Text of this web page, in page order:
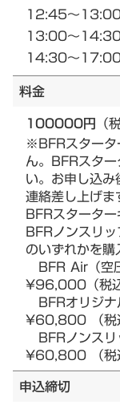
12:45～
13:00～
14:30～
料金
100000円
※BFRスタータ
ん。BFRスタ
い。お申し込
連絡差し上げま
BFRスタータ
BFRノンスリ
のいずれかを購
BFR Air（空
¥96,000（税
BFRオリジ
¥60,800 （税
BFRノンス
¥60,800 （税
申込締切